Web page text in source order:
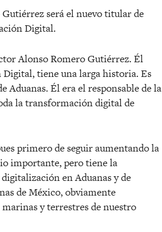
será el nuevo titular de
Digital.
Alonso Romero Gutiérrez. Él
tiene una larga historia. Es
Aduanas. Él era el responsable de la
la transformación digital de
primero de seguir aumentando la
importante, pero tiene la
en Aduanas y de
de México, obviamente
y terrestres de nuestro